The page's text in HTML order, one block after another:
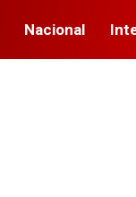
Nacional